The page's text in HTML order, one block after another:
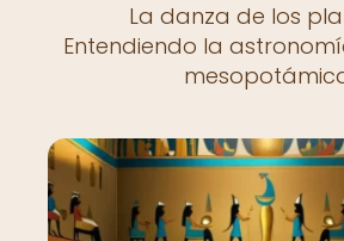
La danza de los
Entendiendo la